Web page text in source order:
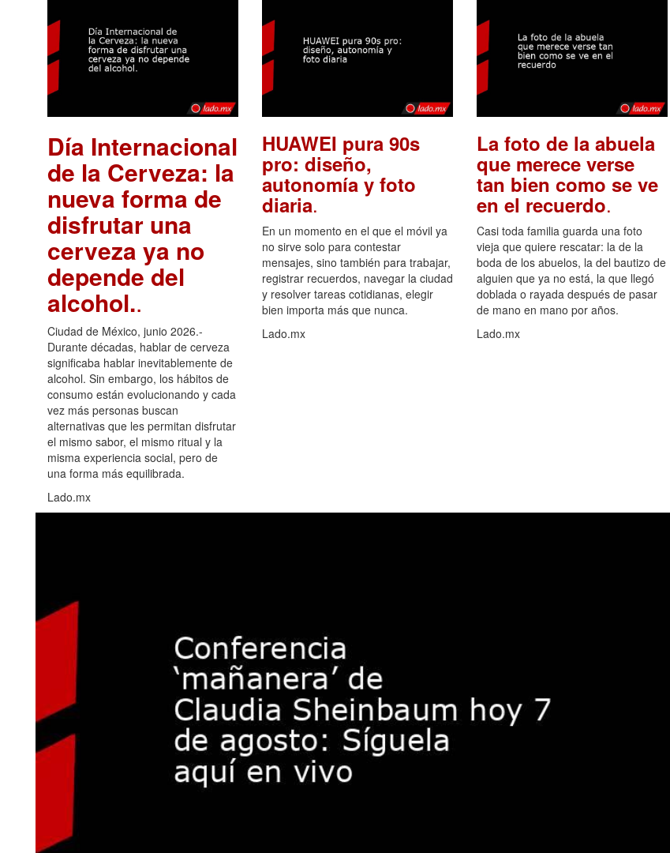
Día Internacional
de la Cerveza: la
nueva forma de
disfrutar una
cerveza ya no
depende del
alcohol..
Ciudad de México, junio 2026.-
Durante décadas, hablar de cerveza
significaba hablar inevitablemente de
alcohol. Sin embargo, los hábitos de
consumo están evolucionando y cada
vez más personas buscan
alternativas que les permitan disfrutar
el mismo sabor, el mismo ritual y la
misma experiencia social, pero de
una forma más equilibrada.
Lado.mx
HUAWEI pura 90s
pro: diseño,
autonomía y foto
diaria.
En un momento en el que el móvil ya
no sirve solo para contestar
mensajes, sino también para trabajar,
registrar recuerdos, navegar la ciudad
y resolver tareas cotidianas, elegir
bien importa más que nunca.
Lado.mx
La foto de la abuela
que merece verse
tan bien como se ve
en el recuerdo.
Casi toda familia guarda una foto
vieja que quiere rescatar: la de la
boda de los abuelos, la del bautizo de
alguien que ya no está, la que llegó
doblada o rayada después de pasar
de mano en mano por años.
Lado.mx